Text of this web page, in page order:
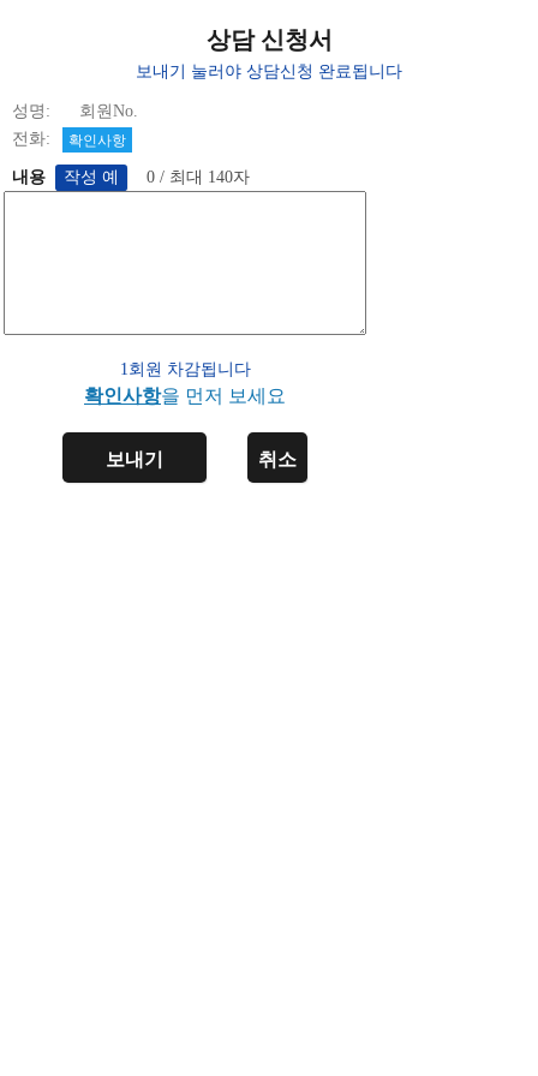
상담 신청서
보내기 눌러야 상담신청 완료됩니다
성명: 회원No.
전화:
확인사항
내용 0 / 최대 140자
1회원 차감됩니다
확인사항을 먼저 보세요